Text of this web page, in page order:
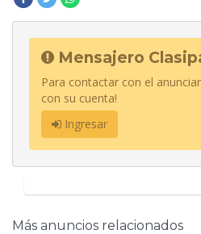
Mensajero
Para contactar con el
con su cuenta!
Ingresar
Más anuncios relacionados